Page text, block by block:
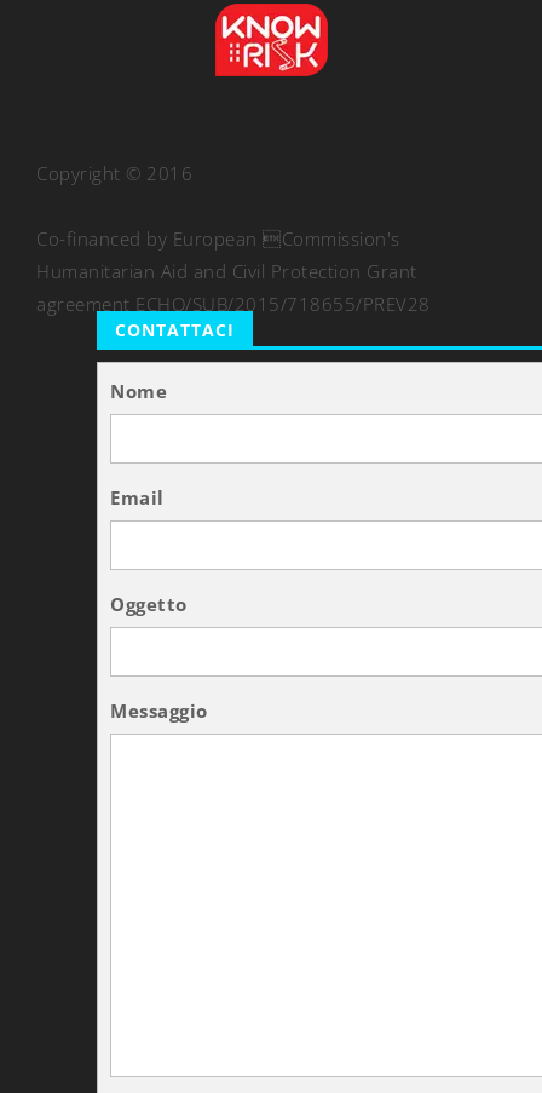
Copyright © 2016
Co-financed by European Commission's
Humanitarian Aid and Civil Protection Grant
agreement ECHO/SUB/2015/718655/PREV28
CONTATTACI
Nome
Email
Oggetto
Messaggio